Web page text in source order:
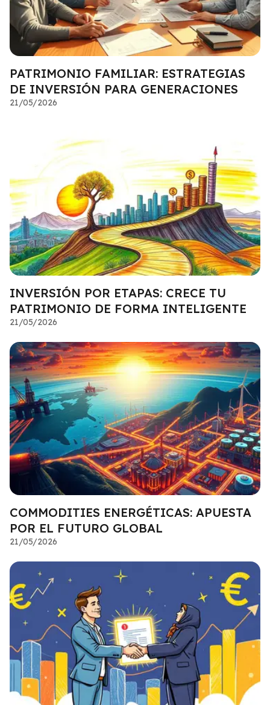
PATRIMONIO FAMILIAR: ESTRATEGIAS
DE INVERSIÓN PARA GENERACIONES
21/05/2026
INVERSIÓN POR ETAPAS: CRECE TU
PATRIMONIO DE FORMA INTELIGENTE
21/05/2026
COMMODITIES ENERGÉTICAS: APUESTA
POR EL FUTURO GLOBAL
21/05/2026